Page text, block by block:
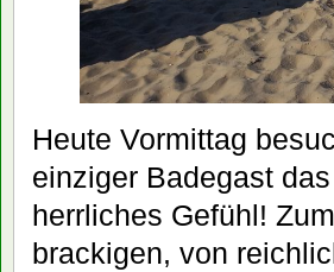
Heute Vormittag
einziger Badegast
herrliches Gefühl!
brackigen, von